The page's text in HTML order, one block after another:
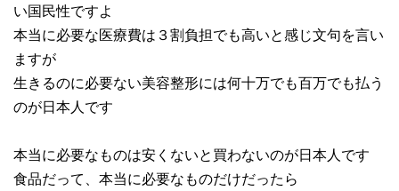
い国民性ですよ
本当に必要な医療費は３割負担でも高いと感じ文句を言い
ますが
生きるのに必要ない美容整形には何十万でも百万でも払う
のが日本人です
本当に必要なものは安くないと買わないのが日本人です
食品だって、本当に必要なものだけだったら